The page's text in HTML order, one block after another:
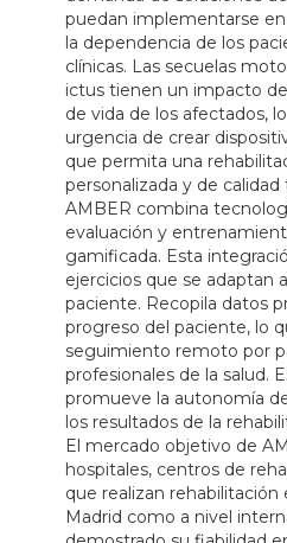
puedan implementarse
la dependencia de los
clínicas. Las secuelas
ictus tienen un impacto
de vida de los afectados,
urgencia de crear
que permita una
personalizada y de calidad
AMBER combina
evaluación y
gamificada. Esta
ejercicios que se adaptan
paciente. Recopila datos
progreso del paciente, lo
seguimiento remoto por
profesionales de la salud.
promueve la autonomía
los resultados de la
El mercado objetivo de
hospitales, centros de
que realizan rehabilitación
Madrid como a nivel